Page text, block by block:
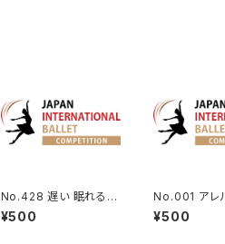
No.428 遅い 眠れる森
の美女第3幕よりオーロ
ラ姫のVa.
¥500
No.001 アレ
ダよりコロン
a. |
¥500